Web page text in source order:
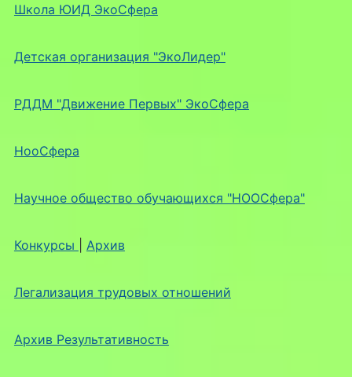
Школа ЮИД ЭкоСфера
Детская организация "ЭкоЛидер"
РДДМ "Движение Первых" ЭкоСфера
НооСфера
Научное общество обучающихся "НООСфера"
Конкурсы Архив
Легализация трудовых отношений
Архив Результативность